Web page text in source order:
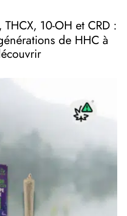
, THCX, 10-OH et CRD :
de HHC à